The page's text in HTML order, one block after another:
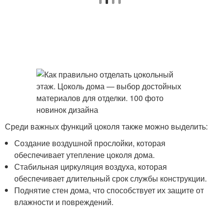
Среди важных функций цоколя также можно выделить:
Создание воздушной прослойки, которая
обеспечивает утепление цоколя дома.
Стабильная циркуляция воздуха, которая
обеспечивает длительный срок службы конструкции.
Поднятие стен дома, что способствует их защите от
влажности и повреждений.